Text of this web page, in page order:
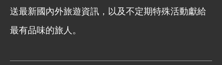
送最新國內外旅遊資訊，以及不定期特殊活動獻給
最有品味的旅人。